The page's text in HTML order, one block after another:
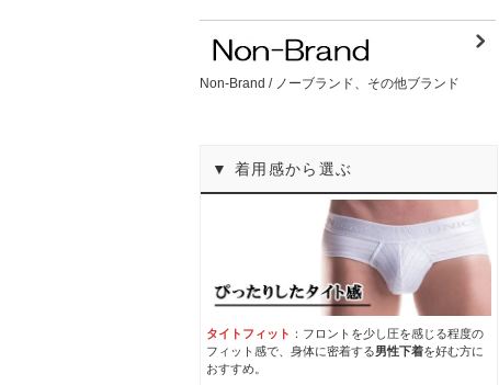
Non-Brand / ノーブランド、その他ブランド
▼ 着用感から選ぶ
タイトフィット ：フロントを少し圧を感じる程度の
フィット感で、身体に密着する男性下着を好む方に
おすすめ。